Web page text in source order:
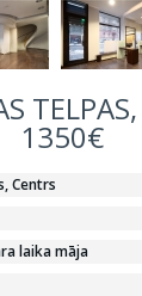
1350€
Centrs
laika māja